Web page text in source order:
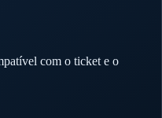
com o ticket e o